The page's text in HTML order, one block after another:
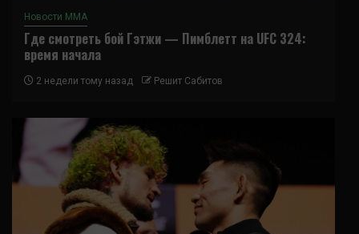
Новости ММА
Где смотреть бой Гэтжи — Пимблетт на UFC 324:
время начала
2 недели тому назад Решит Сабитов